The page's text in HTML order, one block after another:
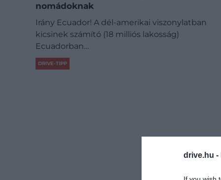
drive.hu -
nomádoknak
Irány Ecuador! A dél-amerikai viszonylatban
kicsinek számító (18 milliós lakosság)
Ecuadorban…
DRIVE-TIPP